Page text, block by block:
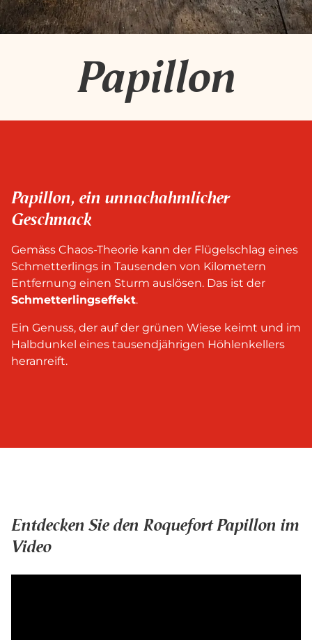
Papillon
Papillon, ein unnachahmlicher
Geschmack
Gemäss Chaos-Theorie kann der Flügelschlag eines
Schmetterlings in Tausenden von Kilometern
Entfernung einen Sturm auslösen. Das ist der
Schmetterlingseffekt.
Ein Genuss, der auf der grünen Wiese keimt und im
Halbdunkel eines tausendjährigen Höhlenkellers
heranreift.
Entdecken Sie den Roquefort Papillon im
Video